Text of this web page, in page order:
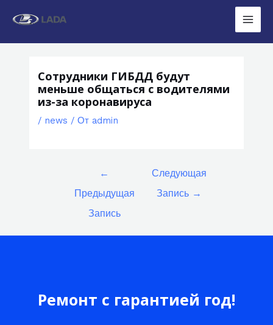
Main
Сотрудники ГИБДД будут
меньше общаться с водителями
из-за коронавируса
/ news / От admin
←
Предыдущая
Запись
Следующая
Запись →
Ремонт с гарантией год!